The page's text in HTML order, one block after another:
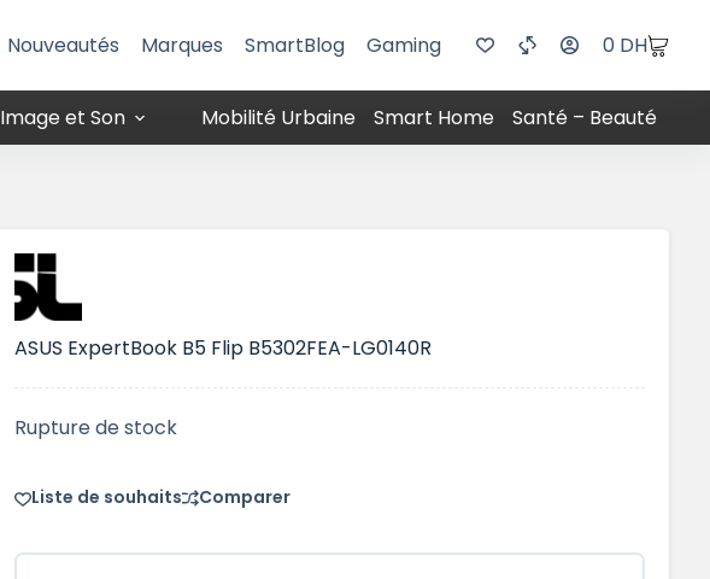
Nouveautés Marques SmartBlog Gaming 0 DH
Image et Son Mobilité Urbaine Smart Home Santé – Beauté
ASUS ExpertBook B5 Flip B5302FEA-LG0140R
Rupture de stock
Liste de souhaits Comparer